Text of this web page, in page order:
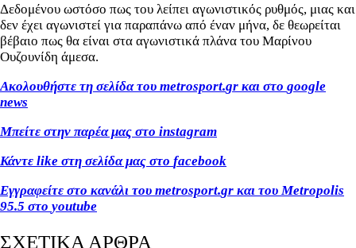
Δεδομένου ωστόσο πως του λείπει αγωνιστικός ρυθμός, μιας και
δεν έχει αγωνιστεί για παραπάνω από έναν μήνα, δε θεωρείται
βέβαιο πως θα είναι στα αγωνιστικά πλάνα του Μαρίνου
Ουζουνίδη άμεσα.
Ακολουθήστε τη σελίδα του metrosport.gr και στο google
news
Μπείτε στην παρέα μας στο instagram
Κάντε like στη σελίδα μας στο facebook
Εγγραφείτε στο κανάλι του metrosport.gr και τουMetropolis
95.5 στο youtube
ΣΧΕΤΙΚΑ ΑΡΘΡΑ